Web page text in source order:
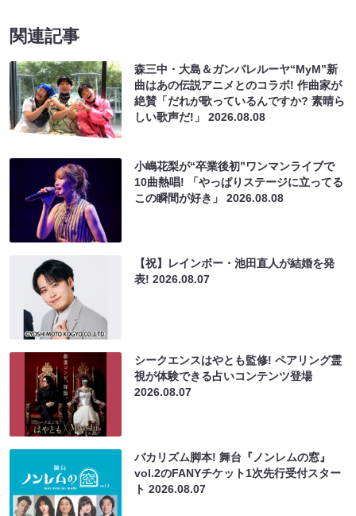
関連記事
森三中・大島＆ガンバレルーヤ“MyM”新
曲はあの伝説アニメとのコラボ! 作曲家が
絶賛「だれが歌っているんですか? 素晴ら
しい歌声だ!」2026.08.08
小嶋花梨が“卒業後初”ワンマンライブで
10曲熱唱! 「やっぱりステージに立ってる
この瞬間が好き」2026.08.08
【祝】レインボー・池田直人が結婚を発
表!2026.08.07
シークエンスはやとも監修! ペアリング霊
視が体験できる占いコンテンツ登場
2026.08.07
バカリズム脚本! 舞台『ノンレムの窓』
vol.2のFANYチケット1次先行受付スター
ト2026.08.07